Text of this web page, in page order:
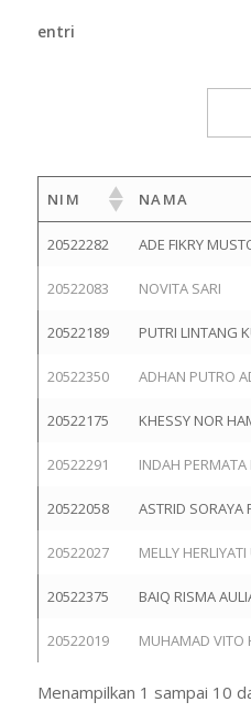
entri
NIM NAMA
20522282 ADE FIKRY
20522083 NOVITA SARI
20522189 PUTRI LINTANG
20522350 ADHAN PUTRO
20522175 KHESSY NOR
20522291 INDAH PERMATA
20522058 ASTRID SORAYA
20522027 MELLY
20522375 BAIQ RISMA
20522019 MUHAMAD VITO
Menampilkan 1 sampai 10